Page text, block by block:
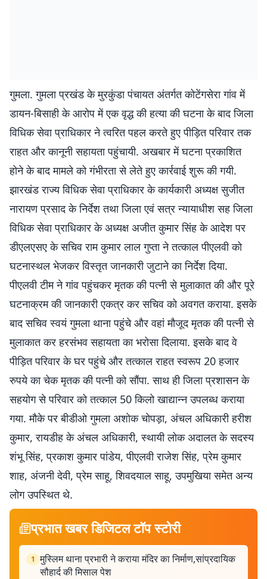
गुमला. गुमला प्रखंड के मुरकुंडा पंचायत अंतर्गत कोटेंगसेरा गांव में
डायन-बिसाही के आरोप में एक वृद्ध की हत्या की घटना के बाद जिला
विधिक सेवा प्राधिकार ने त्वरित पहल करते हुए पीड़ित परिवार तक
राहत और कानूनी सहायता पहुंचायी. अखबार में घटना प्रकाशित
होने के बाद मामले को गंभीरता से लेते हुए कार्रवाई शुरू की गयी.
झारखंड राज्य विधिक सेवा प्राधिकार के कार्यकारी अध्यक्ष सुजीत
नारायण प्रसाद के निर्देश तथा जिला एवं सत्र न्यायाधीश सह जिला
विधिक सेवा प्राधिकार के अध्यक्ष अजीत कुमार सिंह के आदेश पर
डीएलएसए के सचिव राम कुमार लाल गुप्ता ने तत्काल पीएलवी को
घटनास्थल भेजकर विस्तृत जानकारी जुटाने का निर्देश दिया.
पीएलवी टीम ने गांव पहुंचकर मृतक की पत्नी से मुलाकात की और पूरे
घटनाक्रम की जानकारी एकत्र कर सचिव को अवगत कराया. इसके
बाद सचिव स्वयं गुमला थाना पहुंचे और वहां मौजूद मृतक की पत्नी से
मुलाकात कर हरसंभव सहायता का भरोसा दिलाया. इसके बाद वे
पीड़ित परिवार के घर पहुंचे और तत्काल राहत स्वरूप 20 हजार
रुपये का चेक मृतक की पत्नी को सौंपा. साथ ही जिला प्रशासन के
सहयोग से परिवार को तत्काल 50 किलो खाद्यान्न उपलब्ध कराया
गया. मौके पर बीडीओ गुमला अशोक चोपड़ा, अंचल अधिकारी हरीश
कुमार, रायडीह के अंचल अधिकारी, स्थायी लोक अदालत के सदस्य
शंभू सिंह, प्रकाश कुमार पांडेय, पीएलवी राजेश सिंह, प्रेम कुमार
शाह, अंजनी देवी, प्रेम साहू, शिवदयाल साहू, उपमुखिया समेत अन्य
लोग उपस्थित थे.
प्रभात खबर डिजिटल टॉप स्टोरी
1 मुस्लिम थाना प्रभारी ने कराया मंदिर का निर्माण,सांप्रदायिक
सौहार्द की मिसाल पेश